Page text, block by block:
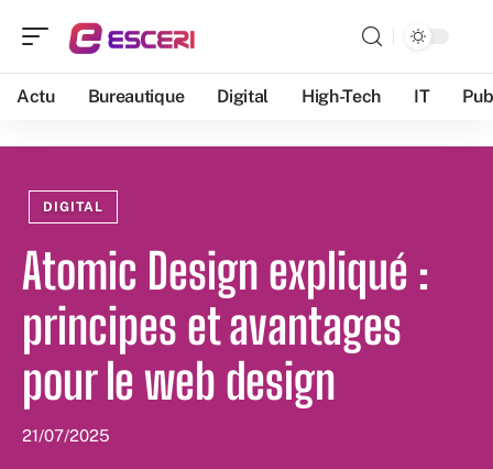
Actu Bureautique Digital High-Tech IT
DIGITAL
Atomic Design expliqué :
principes et avantages
pour le web design
21/07/2025